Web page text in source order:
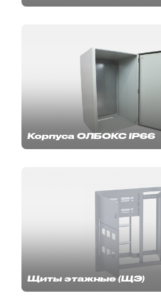
Корпуса ОЛБОКС IP66
Щиты этажные (ЩЭ)